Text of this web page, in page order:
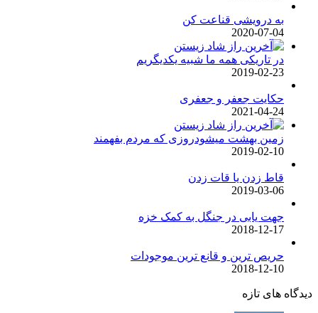
به درویشی قناعت کن
2020-07-04
در تاریکی همه ما شبیه یکدیگریم
2019-02-23
حکایت جعفر و جعفری
2021-04-24
زمین بهشت میشودروزی که مردم بفهمند
2019-02-10
قاط زدن یا قات زدن
2019-03-06
جهت یابی در جنگل به کمک خزه
2018-12-17
حریص ترین و قانع ترین موجودات
2018-12-10
دیدگاه های تازه